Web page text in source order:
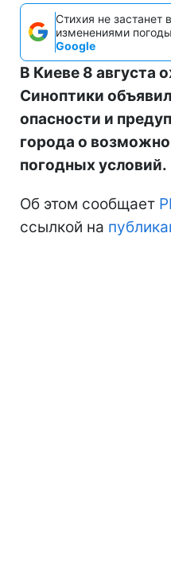
Стихия не застанет
изменениями
Google
В Киеве 8 августа
Синоптики
опасности и
города о
погодных условий.
Об этом сообщает
ссылкой на